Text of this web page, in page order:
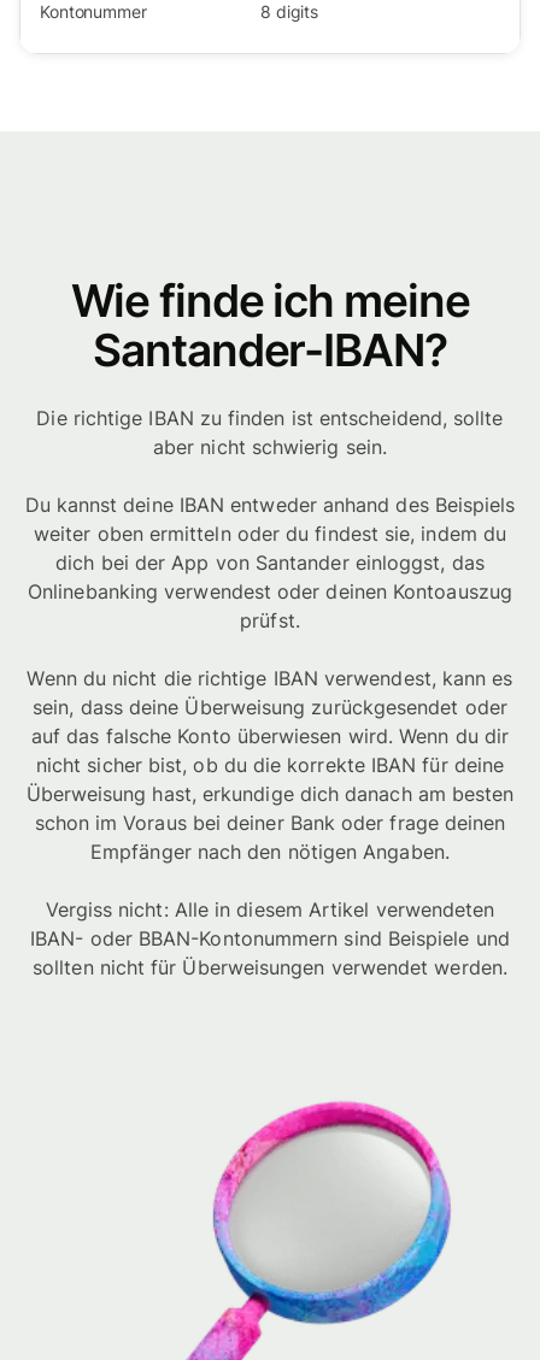
Kontonummer 8 digits
Wie finde ich meine
Santander-IBAN?
Die richtige IBAN zu finden ist entscheidend, sollte
aber nicht schwierig sein.
Du kannst deine IBAN entweder anhand des Beispiels
weiter oben ermitteln oder du findest sie, indem du
dich bei der App von Santander einloggst, das
Onlinebanking verwendest oder deinen Kontoauszug
prüfst.
Wenn du nicht die richtige IBAN verwendest, kann es
sein, dass deine Überweisung zurückgesendet oder
auf das falsche Konto überwiesen wird. Wenn du dir
nicht sicher bist, ob du die korrekte IBAN für deine
Überweisung hast, erkundige dich danach am besten
schon im Voraus bei deiner Bank oder frage deinen
Empfänger nach den nötigen Angaben.
Vergiss nicht: Alle in diesem Artikel verwendeten
IBAN- oder BBAN-Kontonummern sind Beispiele und
sollten nicht für Überweisungen verwendet werden.